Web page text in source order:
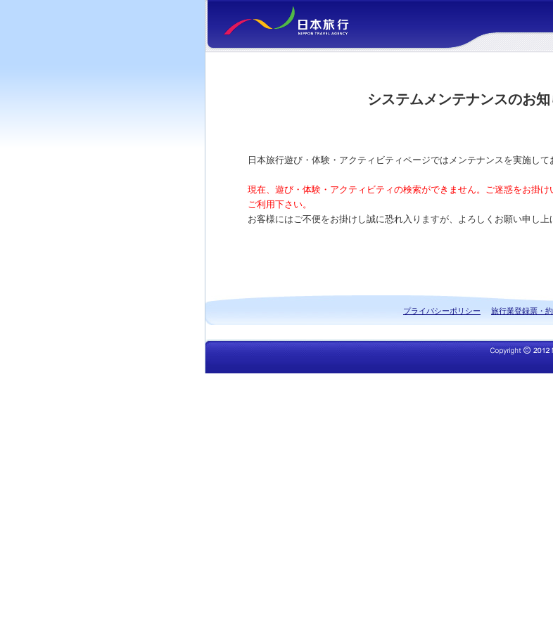
システムメンテナンスのお
日本旅行遊び・体験・アクティビティページではメンテナンスを実施して
現在、遊び・体験・アクティビティの検索ができません。ご迷惑をお掛
ご利用下さい。
お客様にはご不便をお掛けし誠に恐れ入りますが、よろしくお願い申し上
プライバシーポリシー 旅行業登録票・